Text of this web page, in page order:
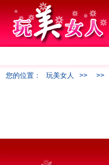
您的位置： 玩美女人 >> >>